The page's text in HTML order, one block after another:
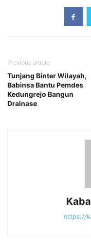
Previous article
Tunjang Binter Wilayah,
Babinsa Bantu Pemdes
Kedungrejo Bangun
Drainase
https://